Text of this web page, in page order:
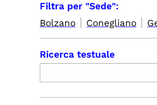
Filtra per "Sede":
Bolzano | Conegliano |
Ricerca testuale